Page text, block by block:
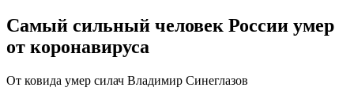
Самый сильный человек России умер
от коронавируса
От ковида умер силач Владимир Синеглазов